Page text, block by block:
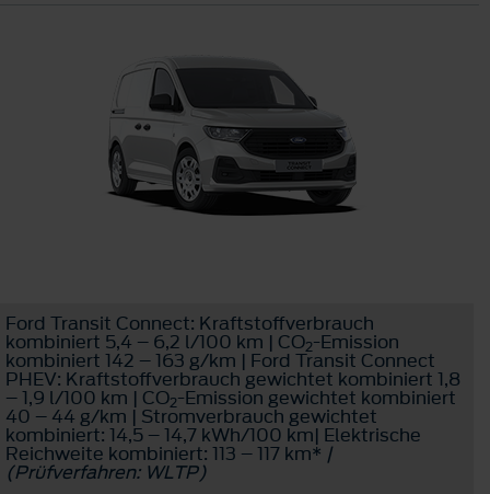
Ford Transit Connect: Kraftstoffverbrauch
kombiniert 5,4 – 6,2 l/100 km | CO2-Emission
kombiniert 142 – 163 g/km | Ford Transit Connect
PHEV: Kraftstoffverbrauch gewichtet kombiniert 1,8
– 1,9 l/100 km | CO2-Emission gewichtet kombiniert
40 – 44 g/km | Stromverbrauch gewichtet
kombiniert: 14,5 – 14,7 kWh/100 km| Elektrische
Reichweite kombiniert: 113 – 117 km* |
(Prüfverfahren: WLTP)